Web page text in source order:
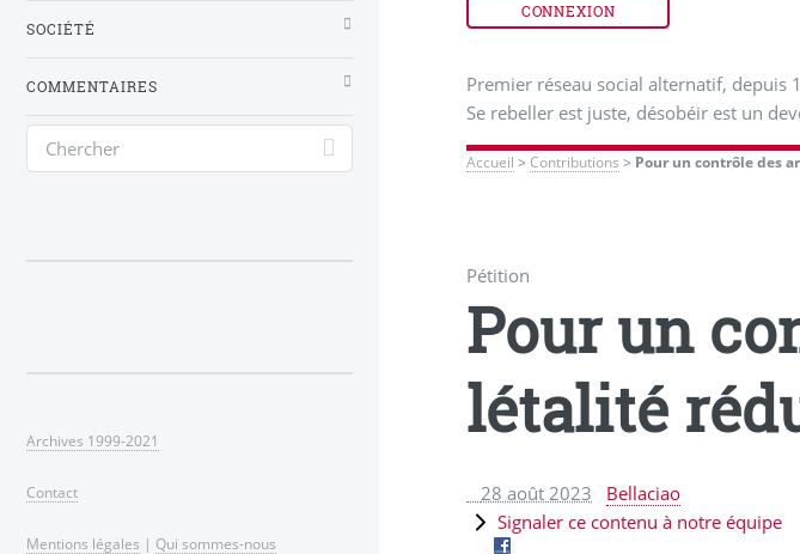
CONNEXION
Premier réseau social alternatif, depuis
Se rebeller est juste, désobéir est un
Accueil >Contributions > Pour un contrôle des
Pétition
Pour un
létalité
28 août 2023
Bellaciao
Signaler ce contenu à notre équipe
SOCIÉTÉ
COMMENTAIRES
Archives 1999-2021
Contact
Mentions légales | Qui sommes-nous